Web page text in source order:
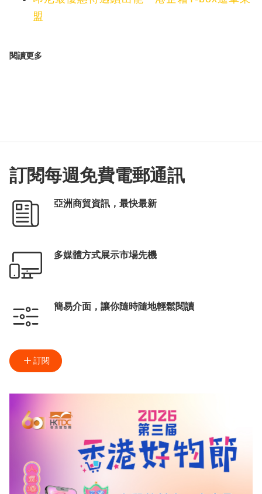
盟
閱讀更多
訂閱每週免費電郵通訊
亞洲商貿資訊，最快最新
多媒體方式展示市場先機
簡易介面，讓你隨時隨地輕鬆閱讀
訂閱